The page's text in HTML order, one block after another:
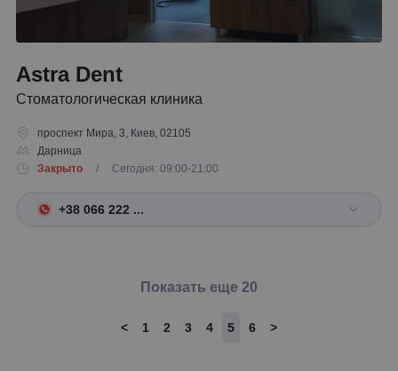
Astra Dent
Стоматологическая клиника
проспект Мира, 3, Киев, 02105
Дарница
Закрыто
/ Сегодня: 09:00-21:00
+38 066 222 ...
Показать еще 20
< 1 2 3 4 5 6 >